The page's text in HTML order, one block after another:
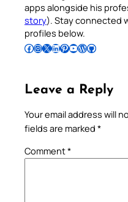
apps alongside his
story). Stay connected
profiles below.
Follow Pradeep on Facebook Follow Pradeep on InstagramFollow Pradeep on X Follow Pradeep on LinkedIn Follow Pradeep on Pinterest Subscribe to Pradeep’s Youtube Channel Follow Pradeep on WordPress Follow Pradeep on GitHub
Leave a Reply
Your email address will
fields are marked *
Comment*